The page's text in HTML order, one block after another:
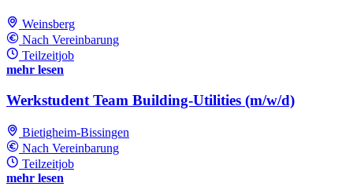
Weinsberg
Nach Vereinbarung
Teilzeitjob
mehr lesen
Werkstudent Team Building-Utilities (m/w/d)
Bietigheim-Bissingen
Nach Vereinbarung
Teilzeitjob
mehr lesen